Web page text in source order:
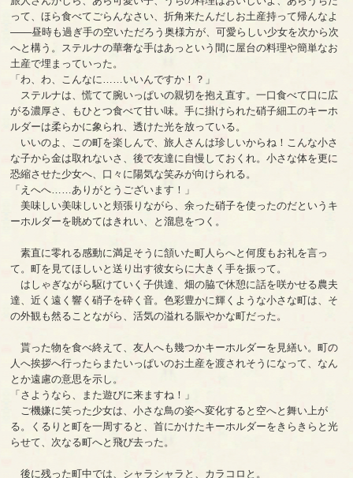
って、ほら食べてごらんなさい、折角来たんだしお土産持って帰んなよ
───昼時も過ぎ手の空いただろう奥様方が、可愛らしい少女を次から次
へと構う。ステルナの華奢な手はあっという間に屋台の料理や簡単なお
土産で埋まっていった。
「わ、わ、こんなに……いいんですか！？」
ステルナは、慌てて腕いっぱいの親切を抱え直す。一口食べて口に広
がる濃厚さ、もひとつ食べて甘い味。手に掛けられた硝子細工のキーホ
ルダーは柔らかに象られ、透けた光を放っている。
いいのよ、この町を楽しんで、旅人さんは珍しいからね！こんな小さ
な子から金は取れないさ、後で友達に自慢しておくれ。小さな体を更に
恐縮させた少女へ、口々に陽気な笑みが向けられる。
「えへへ……ありがとうございます！」
美味しい美味しいと頬張りながら、余った硝子を使ったのだというキ
ーホルダーを眺めてはきれい、と溜息をつく。
素直に零れる感動に満足そうに頷いた町人らへと何度もお礼を言っ
て。町を見てほしいと送り出す彼女らに大きく手を振って。
はしゃぎながら駆けていく子供達、畑の脇で休憩に話を咲かせる農夫
達、近く遠く響く硝子を砕く音。色彩豊かに輝くような小さな町は、そ
の外観も然ることながら、活気の溢れる賑やかな町だった。
貰った物を食べ終えて、友人へも幾つかキーホルダーを見繕い。町の
人へ挨拶へ行ったらまたいっぱいのお土産を渡されそうになって、なん
とか遠慮の意思を示し。
「さようなら、また遊びに来ますね！」
ご機嫌に笑った少女は、小さな鳥の姿へ変化すると空へと舞い上が
る。くるりと町を一周すると、首にかけたキーホルダーをきらきらと光
らせて、次なる町へと飛び去った。
後に残った町中では、シャラシャラと、カラコロと。